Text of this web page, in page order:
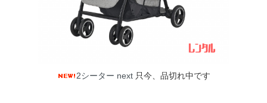
2シーター next只今、品切れ中です